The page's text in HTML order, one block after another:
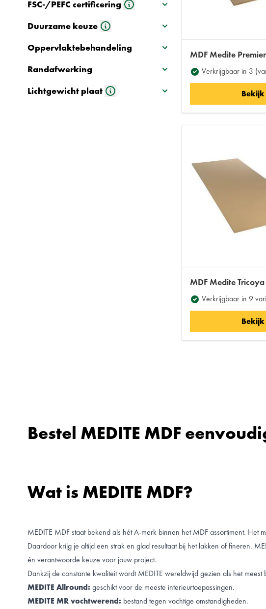
FSC-/PEFC certificering
Duurzame keuze
Oppervlaktebehandeling
Randafwerking
Lichtgewicht plaat
MDF Medite Premier
Verkrijgbaar in 3
Bekijk
MDF Medite
Verkrijgbaar in 9
Bekijk
Bestel MEDITE MDF
Wat is MEDITE MDF?
MEDITE MDF staat bekend als hét A-merk binnen het MDF assortiment.
Daardoor krijg je altijd een strak en glad resultaat bij het lakken of fineren.
én verantwoorde keuze voor jouw project.
Dankzij de constante kwaliteit wordt MEDITE wereldwijd gezien als het
MEDITE Allround: geschikt voor de meeste interieurtoepassingen.
MEDITE MR vochtwerend: bestand tegen vochtige omstandigheden.